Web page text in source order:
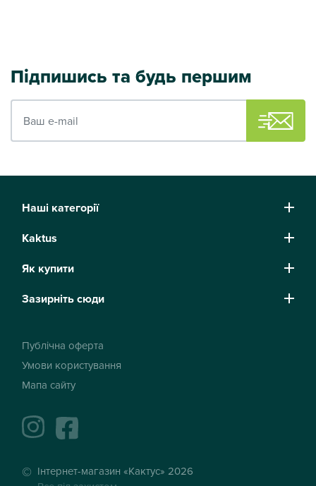
Підпишись та будь першим
Наші категорії
Kaktus
Як купити
Зазирніть сюди
Публічна оферта
Умови користування
Мапа сайту
instagramfacebook
Інтернет-магазин «Кактус» 2026